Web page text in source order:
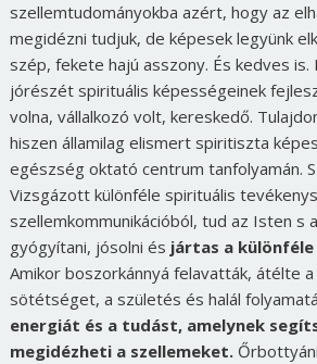
szellemtudományokba azért, hogy az
megidézni tudjuk, de képesek legyünk
szép, fekete hajú asszony. És kedves
jórészét spirituális képességeinek
volna, vállalkozó volt, kereskedő.
hiszen államilag elismert spiritiszta
egészség oktató centrum tanfolyamán.
Vizsgázott különféle spirituális
szellemkommunikációból, tud az Isten s
gyógyítani, jósolni és jártas a
Amikor boszorkánnyá felavatták, átélte
sötétséget, a születés és halál
energiát és a tudást, amelynek
megidézheti a szellemeket.Őrbottyáni